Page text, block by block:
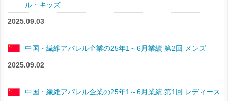
ル・キッズ
2025.09.03
中国・繊維アパレル企業の25年1～6月業績 第2回 メンズ
2025.09.02
中国・繊維アパレル企業の25年1～6月業績 第1回 レディース